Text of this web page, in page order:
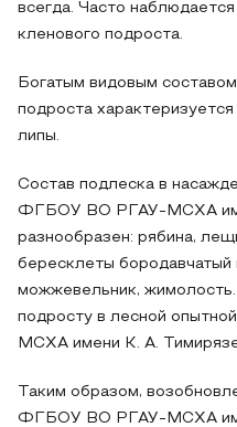
всегда. Часто
кленового подроста.
Богатым видовым
подроста
липы.
Состав подлеска в
ФГБОУ ВО РГАУ-МСХА
разнообразен: рябина,
бересклеты бородавчатый
можжевельник,
подросту в лесной
МСХА имени К. А.
Таким образом,
ФГБОУ ВО РГАУ-МСХА